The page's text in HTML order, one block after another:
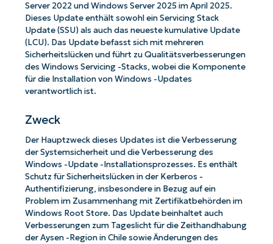
Server 2022 und Windows Server 2025 im April 2025.
Dieses Update enthält sowohl ein Servicing Stack
Update (SSU) als auch das neueste kumulative Update
(LCU). Das Update befasst sich mit mehreren
Sicherheitslücken und führt zu Qualitätsverbesserungen
des Windows Servicing -Stacks, wobei die Komponente
für die Installation von Windows -Updates
verantwortlich ist.
Zweck
Der Hauptzweck dieses Updates ist die Verbesserung
der Systemsicherheit und die Verbesserung des
Windows -Update -Installationsprozesses. Es enthält
Schutz für Sicherheitslücken in der Kerberos -
Authentifizierung, insbesondere in Bezug auf ein
Problem im Zusammenhang mit Zertifikatbehörden im
Windows Root Store. Das Update beinhaltet auch
Verbesserungen zum Tageslicht für die Zeithandhabung
der Aysen -Region in Chile sowie Änderungen des